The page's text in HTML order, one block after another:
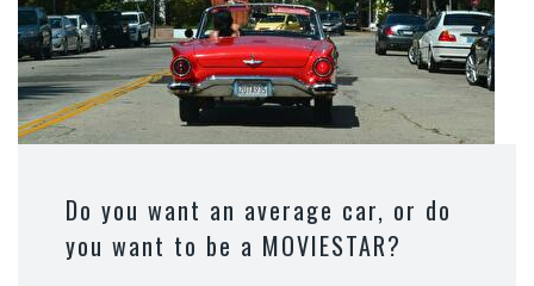
Do you want an average car, or do
you want to be a MOVIESTAR?